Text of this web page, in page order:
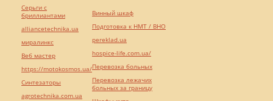
Серьги с
бриллиантами
alliancetechnika.ua
миралинкс
Веб мастер
https://motokosmos.ua/
Синтезаторы
agrotechnika.com.ua
Винный шкаф
Подготовка к НМТ / ВНО
pereklad.ua
hospice-life.com.ua/
Перевозка больных
Перевозка лежачих
больных за границу